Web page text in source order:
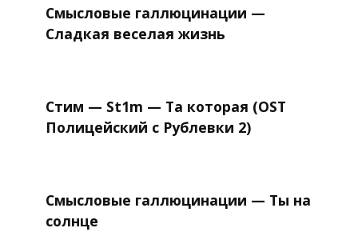
Смысловые галлюцинации —
Сладкая веселая жизнь
Стим — St1m — Та которая (OST
Полицейский с Рублевки 2)
Смысловые галлюцинации — Ты на
солнце